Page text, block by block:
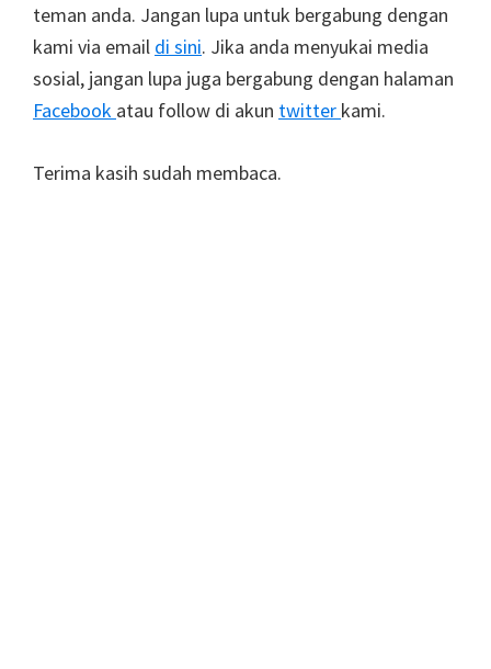
teman anda. Jangan lupa untuk bergabung dengan
kami via email di sini. Jika anda menyukai media
sosial, jangan lupa juga bergabung dengan halaman
Facebook atau follow di akun twitter kami.
Terima kasih sudah membaca.